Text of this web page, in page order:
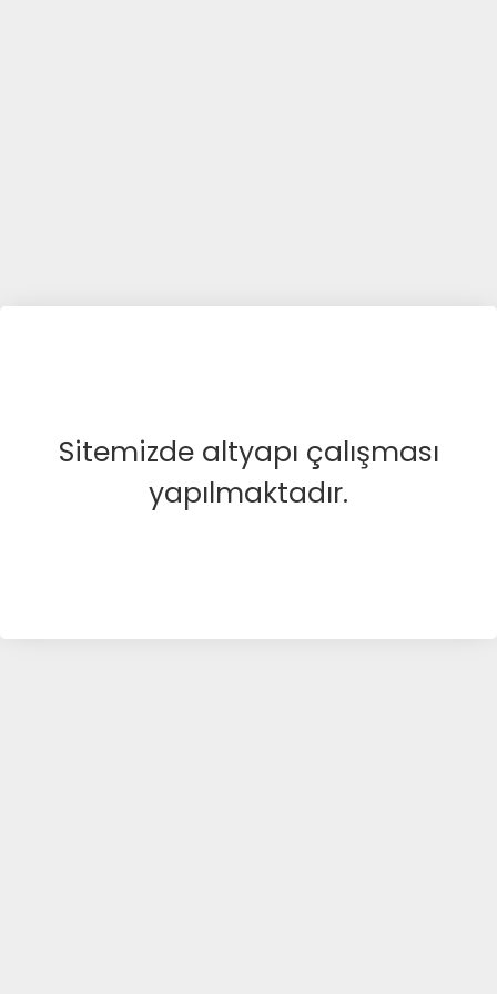
Sitemizde altyapı çalışması
yapılmaktadır.